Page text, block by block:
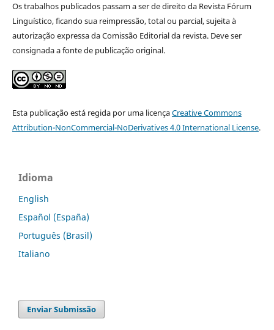
Os trabalhos publicados passam a ser de direito da Revista Fórum
Linguístico, ficando sua reimpressão, total ou parcial, sujeita à
autorização expressa da Comissão Editorial da revista. Deve ser
consignada a fonte de publicação original.
Esta publicação está regida por uma licençaCreative Commons
Attribution-NonCommercial-NoDerivatives 4.0 International License.
Idioma
English
Español (España)
Português (Brasil)
Italiano
Enviar Submissão